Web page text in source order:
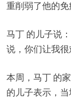
重削弱了他的免
马丁 的儿子说
说，你们让我
本周，马丁 的
的儿子表示，当